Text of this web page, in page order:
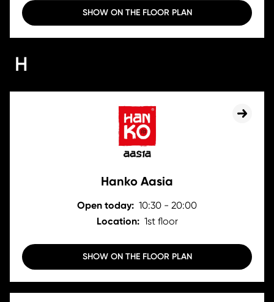
SHOW ON THE FLOOR PLAN
H
Hanko Aasia
Open today: 10:30 - 20:00
Location: 1st floor
SHOW ON THE FLOOR PLAN